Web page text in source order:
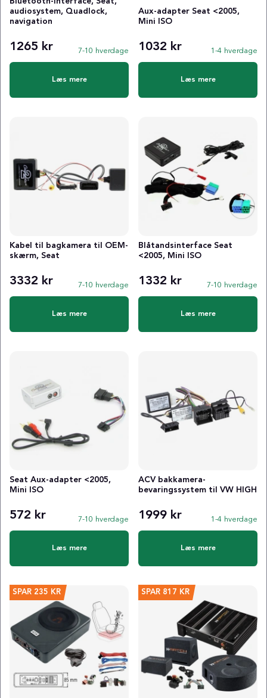
audiosystem, Quadlock,
navigation
1265 kr 7-10 hverdage
Læs mere
Aux-adapter Seat <2005,
Mini ISO
1032 kr 1-4 hverdage
Læs mere
Kabel til bagkamera til OEM-
skærm, Seat
3332 kr 7-10 hverdage
Læs mere
Blåtandsinterface Seat
<2005, Mini ISO
1332 kr 7-10 hverdage
Læs mere
Seat Aux-adapter <2005,
Mini ISO
572 kr 7-10 hverdage
Læs mere
ACV bakkamera-
bevaringssystem til VW HIGH
1999 kr 1-4 hverdage
Læs mere
SPAR 235 KR SPAR 817 KR